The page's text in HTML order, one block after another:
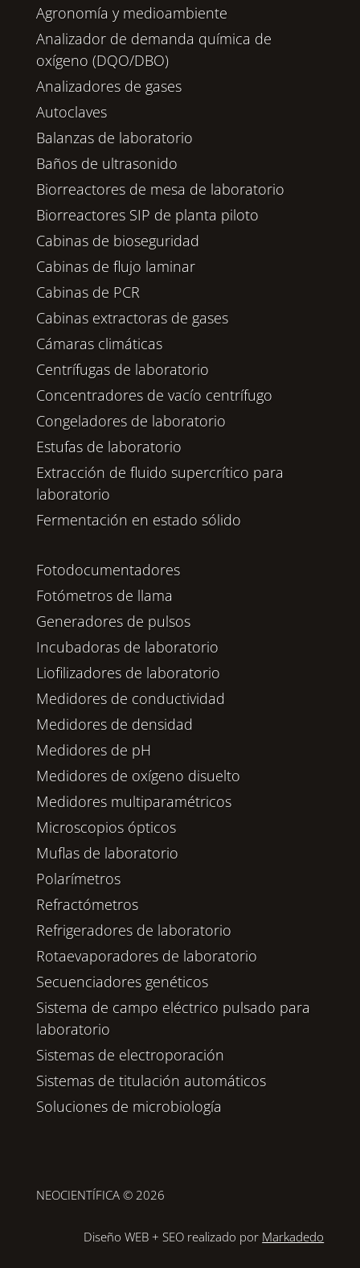
Agronomía y medioambiente
Analizador de demanda química de
oxígeno (DQO/DBO)
Analizadores de gases
Autoclaves
Balanzas de laboratorio
Baños de ultrasonido
Biorreactores de mesa de laboratorio
Biorreactores SIP de planta piloto
Cabinas de bioseguridad
Cabinas de flujo laminar
Cabinas de PCR
Cabinas extractoras de gases
Cámaras climáticas
Centrífugas de laboratorio
Concentradores de vacío centrífugo
Congeladores de laboratorio
Estufas de laboratorio
Extracción de fluido supercrítico para
laboratorio
Fermentación en estado sólido
Fotodocumentadores
Fotómetros de llama
Generadores de pulsos
Incubadoras de laboratorio
Liofilizadores de laboratorio
Medidores de conductividad
Medidores de densidad
Medidores de pH
Medidores de oxígeno disuelto
Medidores multiparamétricos
Microscopios ópticos
Muflas de laboratorio
Polarímetros
Refractómetros
Refrigeradores de laboratorio
Rotaevaporadores de laboratorio
Secuenciadores genéticos
Sistema de campo eléctrico pulsado para
laboratorio
Sistemas de electroporación
Sistemas de titulación automáticos
Soluciones de microbiología
NEOCIENTÍFICA © 2026
Diseño WEB + SEO realizado por Markadedo